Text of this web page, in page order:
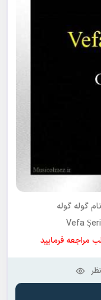
گوله گوله
مراجعه فرمایید